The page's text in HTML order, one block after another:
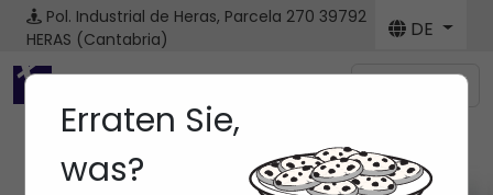
Pol. Industrial de Heras, Parcela 270 39792
HERAS (Cantabria)
DE
Menú
Erraten Sie,
was?